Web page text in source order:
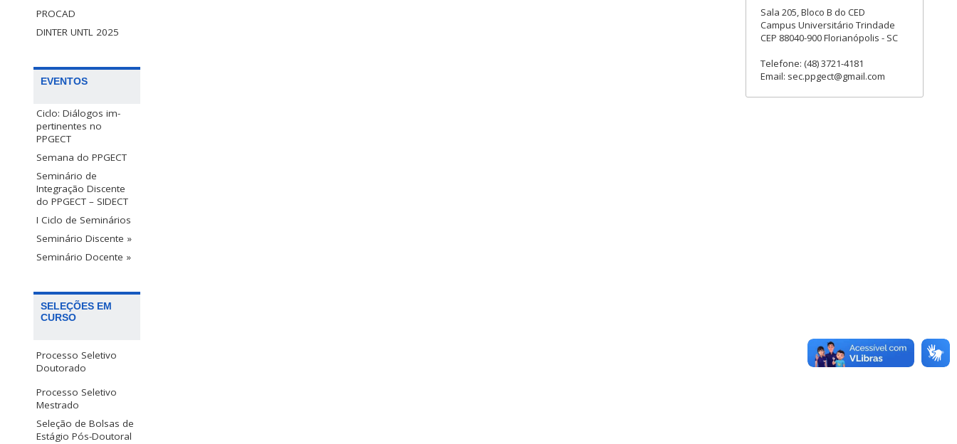
PROCAD
DINTER UNTL 2025
EVENTOS
Ciclo: Diálogos im-
pertinentes no
PPGECT
Semana do PPGECT
Seminário de
Integração Discente
do PPGECT – SIDECT
I Ciclo de Seminários
Seminário Discente »
Seminário Docente »
SELEÇÕES EM
CURSO
Processo Seletivo
Doutorado
Processo Seletivo
Mestrado
Seleção de Bolsas de
Estágio Pós-Doutoral
Sala 205, Bloco B do CED
Campus Universitário Trindade
CEP 88040-900 Florianópolis - SC
Telefone: (48) 3721-4181
Email: sec.ppgect@gmail.com